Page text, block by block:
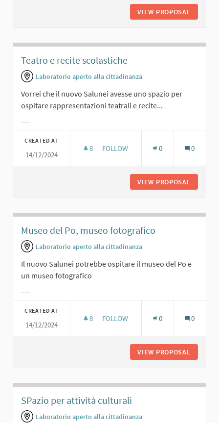
VIEW PROPOSAL
Teatro e recite scolastiche
Laboratorio aperto alla cittadinanza
Vorrei che il nuovo Salunei avesse uno spazio per
ospitare rappresentazioni teatrali e recite...
CREATED AT
14/12/2024
8 8 FOLLOWERS
FOLLOW 0 0
VIEW PROPOSAL
Museo del Po, museo fotografico
Laboratorio aperto alla cittadinanza
Il nuovo Salunei potrebbe ospitare il museo del Po e
un museo fotografico
CREATED AT
14/12/2024
8 8 FOLLOWERS
FOLLOW 0 0
VIEW PROPOSAL
SPazio per attività culturali
Laboratorio aperto alla cittadinanza